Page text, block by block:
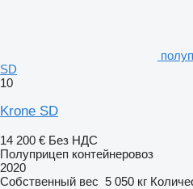
SD
10
Krone SD
14 200 € Без НДС
Полуприцеп контейнеровоз
2020
Собственный вес 5 050 кг